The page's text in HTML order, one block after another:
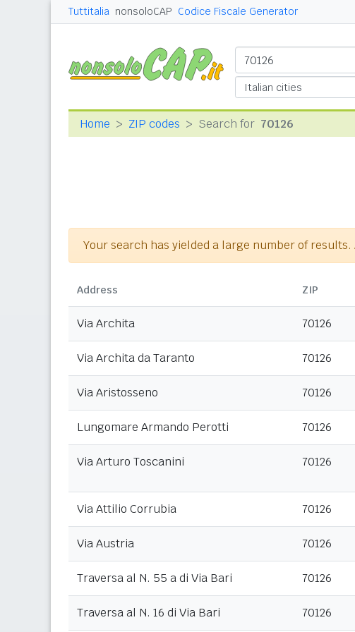
Tuttitalia nonsoloCAP Codice Fiscale Generator
Home ZIP codes Search for 70126
Your search has yielded a large number of
Address ZIP
Via Archita 70126
Via Archita da Taranto 70126
Via Aristosseno 70126
Lungomare Armando Perotti 70126
Via Arturo Toscanini 70126
Via Attilio Corrubia 70126
Via Austria 70126
Traversa al N. 55 a di Via Bari 70126
Traversa al N. 16 di Via Bari 70126